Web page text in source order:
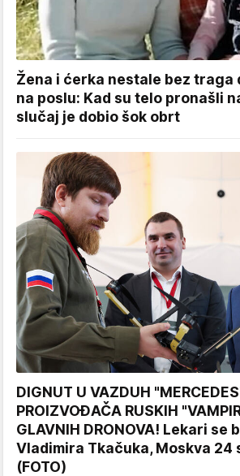
Žena i ćerka nestale bez traga
na poslu: Kad su telo pronašli
slučaj je dobio šok obrt
DIGNUT U VAZDUH
PROIZVOĐAČA RUSKIH
GLAVNIH DRONOVA! Lekari se
Vladimira Tkačuka, Moskva 24
(FOTO)